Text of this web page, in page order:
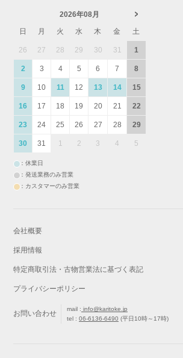
2026年08月
日
月 火 水 木 金 土
26 27 28 29 30 31 1
2 3 4 5 6 7 8
9 10 11 12 13 14 15
16 17 18 19 20 21 22
23 24 25 26 27 28 29
30 31 1 2 3 4 5
：休業日
：発送業務のみ営業
：カスタマーのみ営業
会社概要
採用情報
特定商取引法・古物営業法に基づく表記
プライバシーポリシー
お問い合わせ
mail : info@karitoke.jp
tel :06-6136-6490 (平日10時～17時)